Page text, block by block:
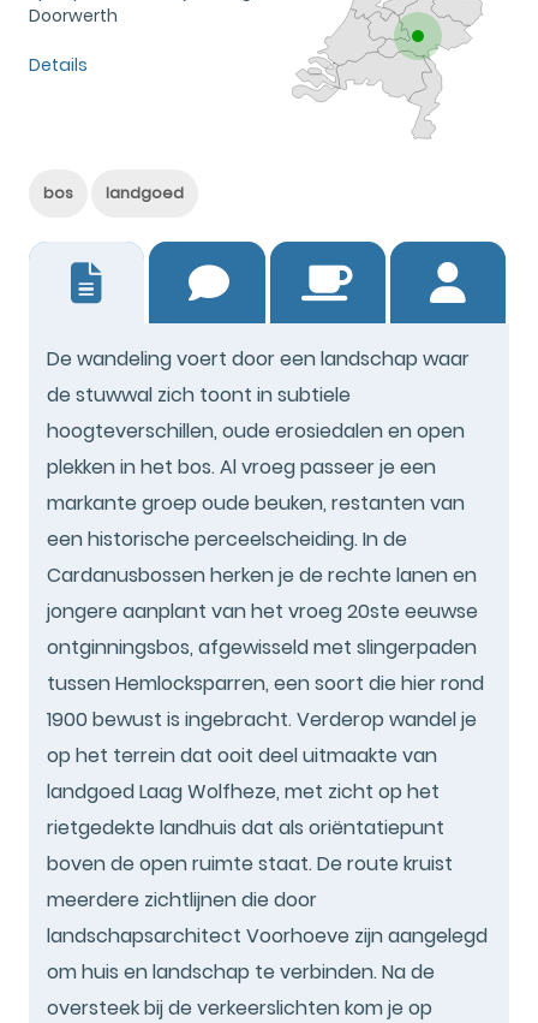
Doorwerth
Details
bos landgoed
De wandeling voert door een landschap waar
de stuwwal zich toont in subtiele
hoogteverschillen, oude erosiedalen en open
plekken in het bos. Al vroeg passeer je een
markante groep oude beuken, restanten van
een historische perceelscheiding. In de
Cardanusbossen herken je de rechte lanen en
jongere aanplant van het vroeg 20ste eeuwse
ontginningsbos, afgewisseld met slingerpaden
tussen Hemlocksparren, een soort die hier rond
1900 bewust is ingebracht. Verderop wandel je
op het terrein dat ooit deel uitmaakte van
landgoed Laag Wolfheze, met zicht op het
rietgedekte landhuis dat als oriëntatiepunt
boven de open ruimte staat. De route kruist
meerdere zichtlijnen die door
landschapsarchitect Voorhoeve zijn aangelegd
om huis en landschap te verbinden. Na de
oversteek bij de verkeerslichten kom je op